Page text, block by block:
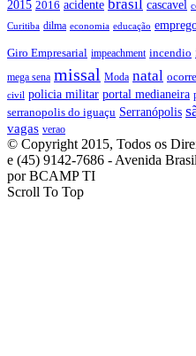
2015 2016 acidente brasil cascavel
Curitiba dilma economia educação
Giro Empresarial impeachment incendio
mega sena missal Moda natal
civil policia militar portal medianeira
serranopolis do iguaçu Serranópolis
vagas verao
© Copyright 2015, Todos os
e (45) 9142-7686 - Avenida
por BCAMP TI
Scroll To Top